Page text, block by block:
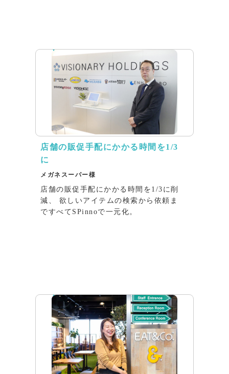
店舗の販促⼿配にかかる時間を1/3
に
メガネスーパー様
店舗の販促⼿配にかかる時間を1/3に削
減、 欲しいアイテムの検索から依頼ま
ですべてSPinnoで⼀元化。